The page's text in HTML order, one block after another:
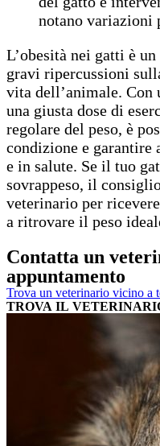
notano variazioni
L’obesità nei gatti è
gravi ripercussioni
vita dell’animale. Con
una giusta dose di
regolare del peso, è
condizione e garantire
e in salute. Se il tuo
sovrappeso, il
veterinario per
a ritrovare il peso
Contatta un
appuntamento
Trova un veterinario vicino a